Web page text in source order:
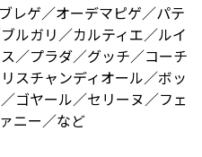
レゲ／オーデマピゲ／パテ
ルガリ／カルティエ／ルイ
／プラダ／グッチ／コーチ
スチャンディオール／ボッ
ゴヤール／セリーヌ／フェ
ニー／など